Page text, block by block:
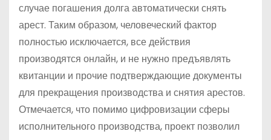
случае погашения долга автоматически снять
арест. Таким образом, человеческий фактор
полностью исключается, все действия
производятся онлайн, и не нужно предъявлять
квитанции и прочие подтверждающие документы
для прекращения производства и снятия арестов.
Отмечается, что помимо цифровизации сферы
исполнительного производства, проект позволил